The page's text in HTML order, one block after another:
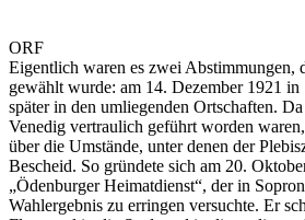
ORF
Eigentlich waren es zwei Abstimmungen,
gewählt wurde: am 14. Dezember 1921
später in den umliegenden Ortschaften.
Venedig vertraulich geführt worden
über die Umstände, unter denen der
Bescheid. So gründete sich am 20.
„Ödenburger Heimatdienst“, der in
Wahlergebnis zu erringen versuchte. Er